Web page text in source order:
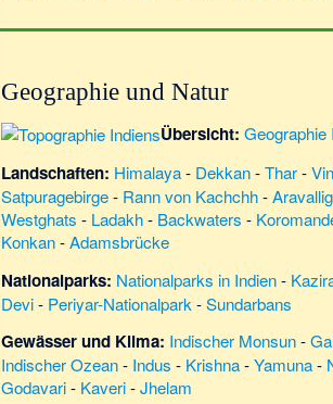
Geographie und Natur
Übersicht: Geographie
Landschaften: Himalaya- Dekkan-Thar-
Satpuragebirge- Rann von Kachchh-
Westghats - Ladakh- Backwaters -
Konkan-Adamsbrücke
Nationalparks: Nationalparks in Indien-
Devi- Periyar-Nationalpark -Sundarbans
Gewässer und Klima: Indischer Monsun-
Indischer Ozean- Indus - Krishna-Yamuna-
Godavari- Kaveri-Jhelam